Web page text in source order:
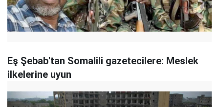
Eş Şebab'tan Somalili gazetecilere: Meslek
ilkelerine uyun